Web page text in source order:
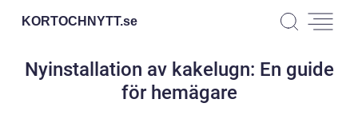
KORTOCHNYTT.se
Nyinstallation av kakelugn: En guide
för hemägare